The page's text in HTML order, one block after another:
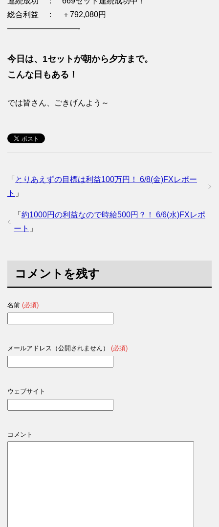
総合利益 ： ＋792,080円
—————————-
今日は、1セットが朝から夕方まで。
こんな日もある！
では皆さん、ごきげんよう～
「 とりあえずの目標は利益100万円！ 6/8(金)FXレポー
ト 」
「 約1000円の利益なので時給500円？！ 6/6(水)FXレポ
ート 」
コメントを残す
名前 (必須)
メールアドレス（公開されません） (必須)
ウェブサイト
コメント